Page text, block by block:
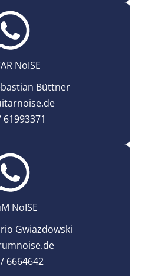
NoISE
Büttner
NoISE
Gwiazdowski
6664642